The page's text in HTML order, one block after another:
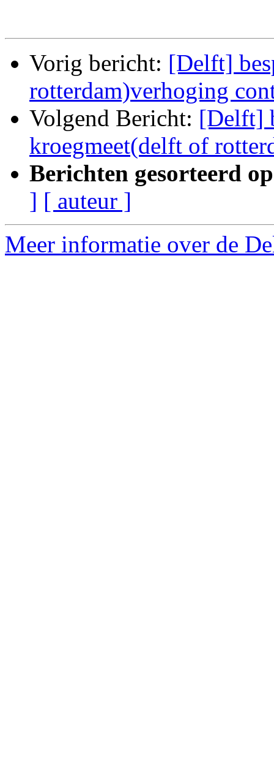
Vorig bericht: [Delft]
rotterdam)verhoging
Volgend Bericht: [Delft]
kroegmeet(delft of
Berichten gesorteerd
] [ auteur ]
Meer informatie over de